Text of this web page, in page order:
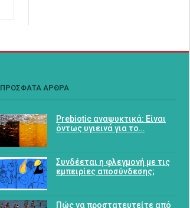
ΠΡΟΣΦΑΤΑ ΑΡΘΡΑ
Prebiotic αναψυκτικά: Είναι
όντως υγιεινά για το…
Συνδέεται η φλεγμονή με τις
εμπειρίες αποσύνδεσης;
Πώς να προστατευτείτε από